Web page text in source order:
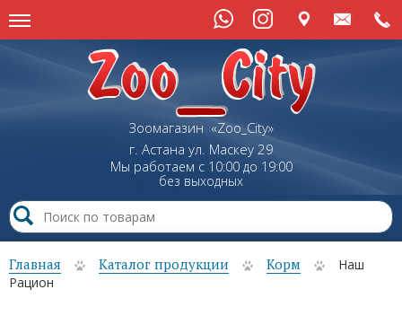
Зоомагазин «Zoo_City»
г. Астана ул. Маскеу29
Мы работаем с 10:00 до 19:00
без выходных
Главная Каталог продукции Корм
Наш
Рацион